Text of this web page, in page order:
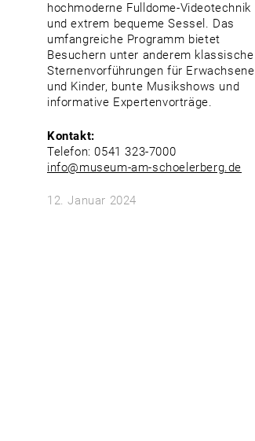
hochmoderne Fulldome-Videotechnik
und extrem bequeme Sessel. Das
umfangreiche Programm bietet
Besuchern unter anderem klassische
Sternenvorführungen für Erwachsene
und Kinder, bunte Musikshows und
informative Expertenvorträge.
Kontakt:
Telefon: 0541 323-7000
info@museum-am-schoelerberg.de
12. Januar 2024